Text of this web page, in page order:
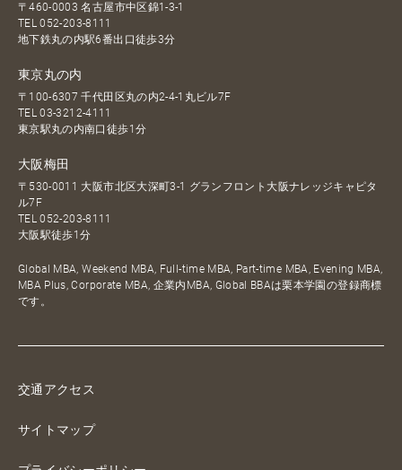
〒460-0003 名古屋市中区錦1-3-1
TEL052-203-8111
地下鉄丸の内駅6番出口徒歩3分
東京丸の内
〒100-6307 千代田区丸の内2-4-1丸ビル7F
TEL03-3212-4111
東京駅丸の内南口徒歩1分
大阪梅田
〒530-0011 大阪市北区大深町3-1 グランフロント大阪ナレッジキャピタ
ル7F
TEL052-203-8111
大阪駅徒歩1分
Global MBA, Weekend MBA, Full-time MBA, Part-time MBA, Evening MBA,
MBA Plus, Corporate MBA, 企業内MBA, Global BBAは栗本学園の登録商標
です。
交通アクセス
サイトマップ